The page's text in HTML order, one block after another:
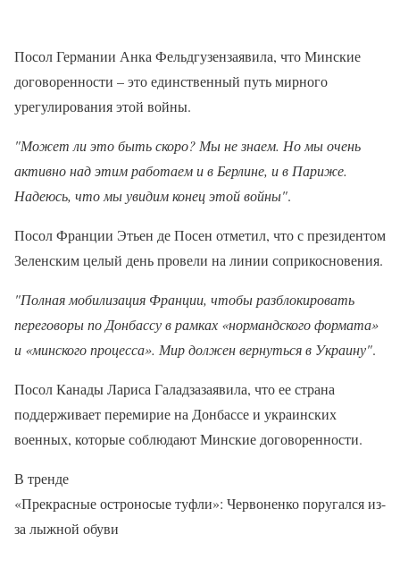
Посол Германии Анка Фельдгузензаявила, что Минские
договоренности – это единственный путь мирного
урегулирования этой войны.
"Может ли это быть скоро? Мы не знаем. Но мы очень
активно над этим работаем и в Берлине, и в Париже.
Надеюсь, что мы увидим конец этой войны".
Посол Франции Этьен де Посен отметил, что с президентом
Зеленским целый день провели на линии соприкосновения.
"Полная мобилизация Франции, чтобы разблокировать
переговоры по Донбассу в рамках «нормандского формата»
и «минского процесса». Мир должен вернуться в Украину".
Посол Канады Лариса Галадзазаявила, что ее страна
поддерживает перемирие на Донбассе и украинских
военных, которые соблюдают Минские договоренности.
В тренде
«Прекрасные остроносые туфли»: Червоненко поругался из-
за лыжной обуви